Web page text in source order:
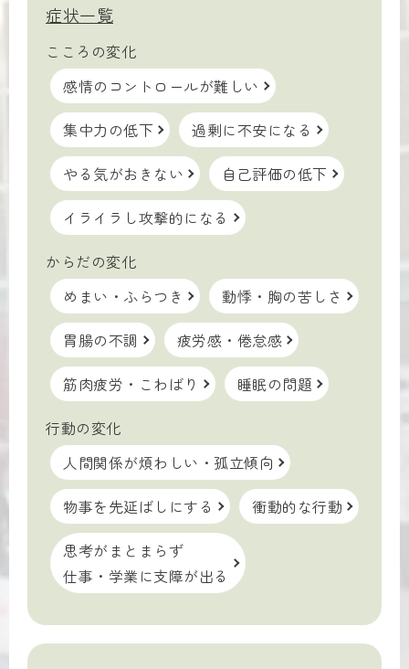
症状一覧
こころの変化
感情のコントロールが難しい
集中力の低下
過剰に不安になる
やる気がおきない
自己評価の低下
イライラし攻撃的になる
からだの変化
めまい・ふらつき
動悸・胸の苦しさ
胃腸の不調
疲労感・倦怠感
筋肉疲労・こわばり
睡眠の問題
行動の変化
人間関係が煩わしい・孤立傾向
物事を先延ばしにする
衝動的な行動
思考がまとまらず
仕事・学業に支障が出る